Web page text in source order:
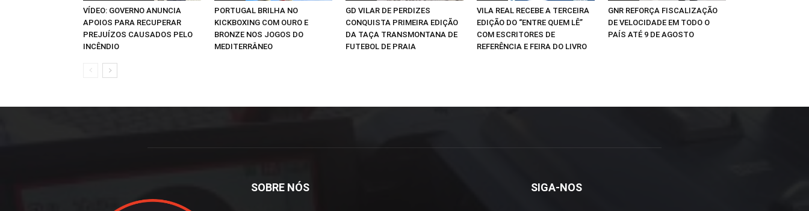
VÍDEO: GOVERNO ANUNCIA
APOIOS PARA RECUPERAR
PREJUÍZOS CAUSADOS PELO
INCÊNDIO
PORTUGAL BRILHA NO
KICKBOXING COM OURO E
BRONZE NOS JOGOS DO
MEDITERRÂNEO
GD VILAR DE PERDIZES
CONQUISTA PRIMEIRA EDIÇÃO
DA TAÇA TRANSMONTANA DE
FUTEBOL DE PRAIA
VILA REAL RECEBE A TERCEIRA
EDIÇÃO DO “ENTRE QUEM LÊ”
COM ESCRITORES DE
REFERÊNCIA E FEIRA DO LIVRO
GNR REFORÇA FISCALIZAÇÃO
DE VELOCIDADE EM TODO O
PAÍS ATÉ 9 DE AGOSTO
SOBRE NÓS SIGA-NOS